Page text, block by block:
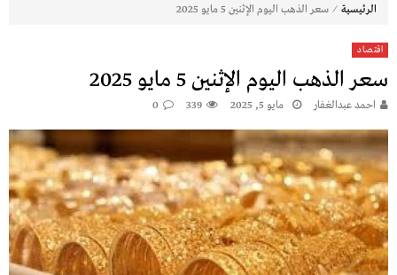
الرئيسية ⁄ سعر الذهب اليوم الإثنين 5 مايو 2025
اقتصاد
سعر الذهب اليوم الإثنين 5 مايو 2025
احمد عبدالغفار مايو 5, 2025 339
0